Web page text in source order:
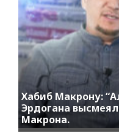
Хабиб Макрону:
Эрдогана
Макрона.